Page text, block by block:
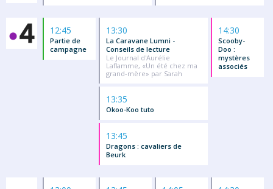
12:45
Partie de
campagne
13:30
La Caravane Lumni -
Conseils de lecture
Le Journal d'Aurélie
Laflamme, «Un été chez ma
grand-mère» par Sarah
13:35
Okoo-Koo tuto
13:45
Dragons : cavaliers de
Beurk
14:30
Scooby-
Doo :
mystères
associés